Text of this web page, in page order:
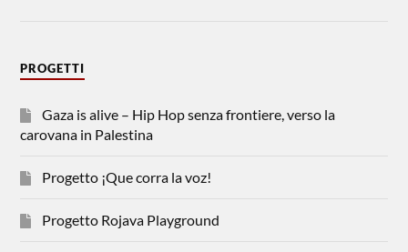
PROGETTI
Gaza is alive – Hip Hop senza frontiere, verso la
carovana in Palestina
Progetto ¡Que corra la voz!
Progetto Rojava Playground